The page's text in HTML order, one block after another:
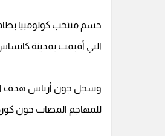
التي أقيمت بمدينة
للمهاجم المصاب جون